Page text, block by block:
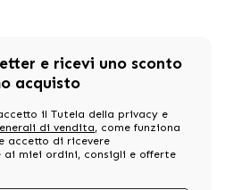
e ricevi uno sconto
acquisto
il Tutela della privacy e
di vendita, come funziona
accetto di ricevere
ai miei ordini, consigli e offerte